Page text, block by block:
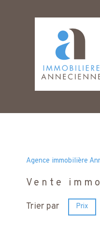
Agence immobilière
Vente
Trier par Prix